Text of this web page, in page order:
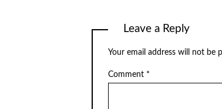
Leave a Reply
Your email address will not be
Comment *